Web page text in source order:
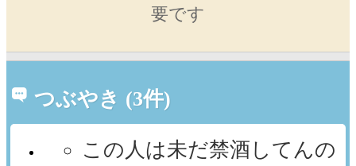
要です
つぶやき (3件)
この人は未だ禁酒してんの